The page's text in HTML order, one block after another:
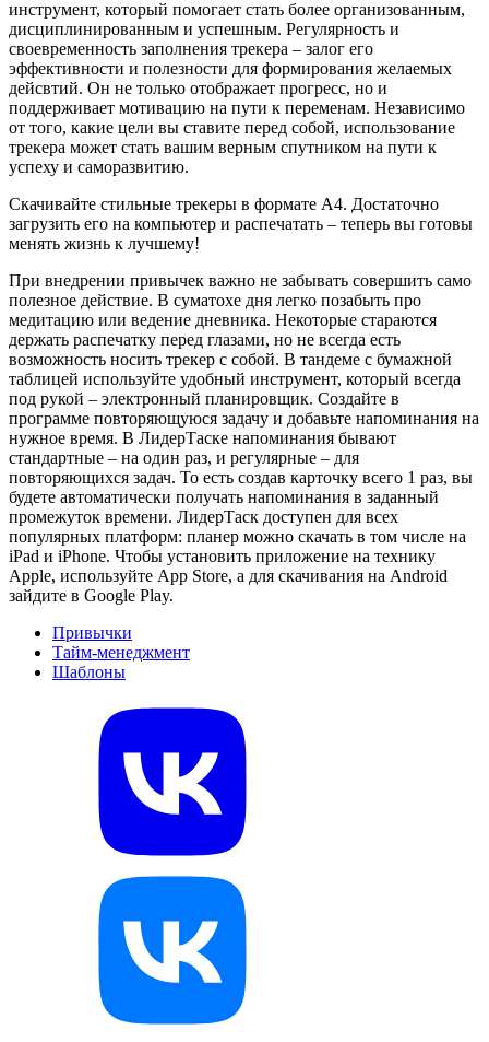
инструмент, который помогает стать более организованным,
дисциплинированным и успешным. Регулярность и
своевременность заполнения трекера – залог его
эффективности и полезности для формирования желаемых
дейсвтий. Он не только отображает прогресс, но и
поддерживает мотивацию на пути к переменам. Независимо
от того, какие цели вы ставите перед собой, использование
трекера может стать вашим верным спутником на пути к
успеху и саморазвитию.
Скачивайте стильные трекеры в формате А4. Достаточно
загрузить его на компьютер и распечатать – теперь вы готовы
менять жизнь к лучшему!
При внедрении привычек важно не забывать совершить само
полезное действие. В суматохе дня легко позабыть про
медитацию или ведение дневника. Некоторые стараются
держать распечатку перед глазами, но не всегда есть
возможность носить трекер с собой. В тандеме с бумажной
таблицей используйте удобный инструмент, который всегда
под рукой – электронный планировщик. Создайте в
программе повторяющуюся задачу и добавьте напоминания на
нужное время. В ЛидерТаске напоминания бывают
стандартные – на один раз, и регулярные – для
повторяющихся задач. То есть создав карточку всего 1 раз, вы
будете автоматически получать напоминания в заданный
промежуток времени. ЛидерТаск доступен для всех
популярных платформ: планер можно скачать в том числе на
iPad и iPhone. Чтобы установить приложение на технику
Apple, используйте App Store, а для скачивания на Android
зайдите в Google Play.
Привычки
Тайм-менеджмент
Шаблоны